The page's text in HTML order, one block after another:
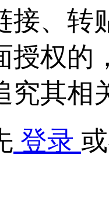
接、转
授权的
究其相
登录